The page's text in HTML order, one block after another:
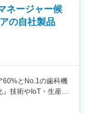
社風
生産管理システムを
推進しています。
管理体制の中で、
ら可能性を広げられ
院の支援が多いで
間は同社のグルー
て研修を受けてい
当いただきます。
で担当いただきま
ネージャー候
の自社製品
60%とNo.1の歯科機
技術やIoT・生産管